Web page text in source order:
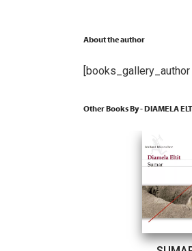
About the author
[books_gallery_author
Other Books By - DIAMELA